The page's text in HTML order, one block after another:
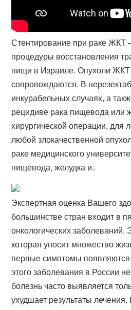
Стентирование при раке ЖКТ
процедуры восстановления
пищи в Израиле. Опухоли ЖКТ
сопровождаются. В
инкурабельных случаях, а
рецидиве рака пищевода или
хирургической операции, для
любой злокачественной
раке медицинского
пищевода, желудка и.
Экспертная оценка Вашего
большинстве стран входит в
онкологических заболеваний.
которая уносит множество
первые симптомы появляются
этого заболевания в России
болезнь часто выявляется
ухудшает результаты